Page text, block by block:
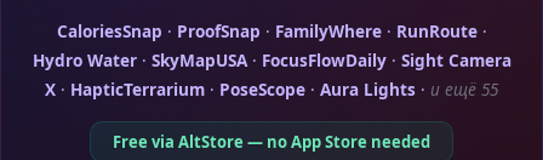
CaloriesSnap · ProofSnap · FamilyWhere· RunRoute·
Hydro Water· SkyMapUSA· FocusFlowDaily· Sight Camera
X · HapticTerrarium · PoseScope · Aura Lights · и ещё 55
Free via AltStore — no App Store needed